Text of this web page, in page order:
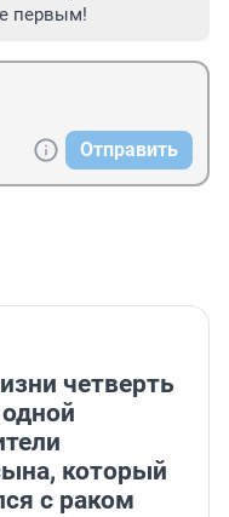
первым!
Отправить
четверть
который
с раком